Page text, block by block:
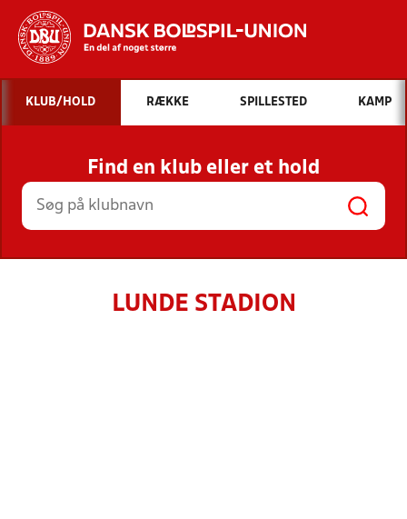
Hvad vil du søge efter?
INDHOLD OG NYHEDER
STILLINGER, RESULTATER, KLUBBER OG
HOLD
KLUB/HOLD RÆKKE SPILLESTED KAMP
Find en klub eller et hold
LUNDE STADION